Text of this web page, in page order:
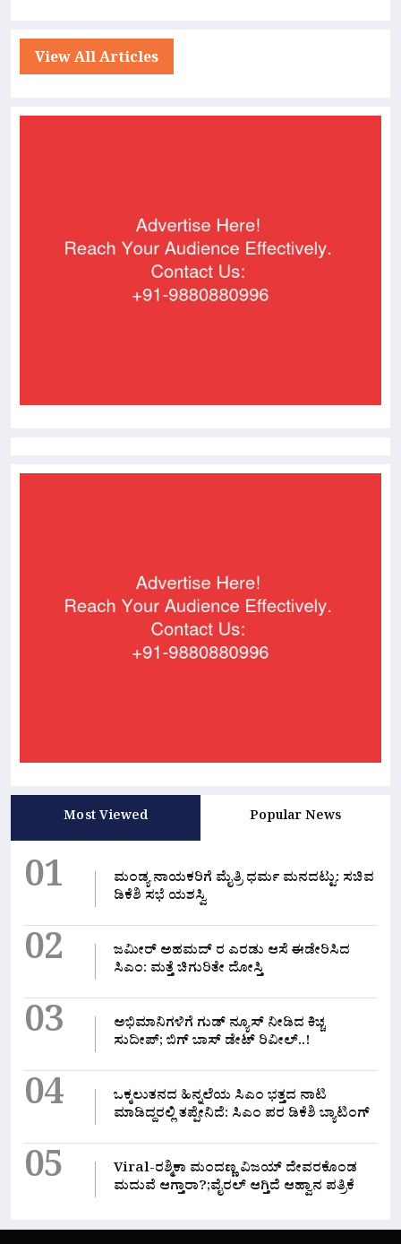
View All Articles
Most Viewed Popular News
01
ಮಂಡ್ಯ ನಾಯಕರಿಗೆ ಮೈತ್ರಿ ಧರ್ಮ ಮನದಟ್ಟು: ಸಚಿವ
ಡಿಕೆಶಿ ಸಭೆ ಯಶಸ್ವಿ
02
ಜಮೀರ್ ಅಹಮದ್ ರ ಎರಡು ಆಸೆ ಈಡೇರಿಸಿದ
ಸಿಎಂ: ಮತ್ತೆ ಚಿಗುರಿತೇ ದೋಸ್ತಿ
03
ಅಭಿಮಾನಿಗಳಿಗೆ ಗುಡ್ ನ್ಯೂಸ್ ನೀಡಿದ ಕಿಚ್ಚ
ಸುದೀಪ್; ಬಿಗ್ ಬಾಸ್ ಡೇಟ್ ರಿವೀಲ್..!
04
ಒಕ್ಕಲುತನದ ಹಿನ್ನಲೆಯ ಸಿಎಂ ಭತ್ತದ ನಾಟಿ
ಮಾಡಿದ್ದರಲ್ಲಿ‌ ತಪ್ಪೇನಿದೆ: ಸಿಎಂ ಪರ ಡಿಕೆಶಿ ಬ್ಯಾಟಿಂಗ್
05
Viral-ರಶ್ಮಿಕಾ ಮಂದಣ್ಣ ವಿಜಯ್ ದೇವರಕೊಂಡ
ಮದುವೆ ಆಗ್ತಾರಾ?;ವೈರಲ್ ಆಗ್ತಿದೆ ಆಹ್ವಾನ ಪತ್ರಿಕೆ